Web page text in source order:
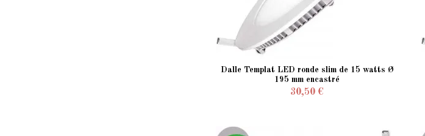
Dalle Templat LED ronde slim de 15 watts Ø
195 mm encastré
30,50 €